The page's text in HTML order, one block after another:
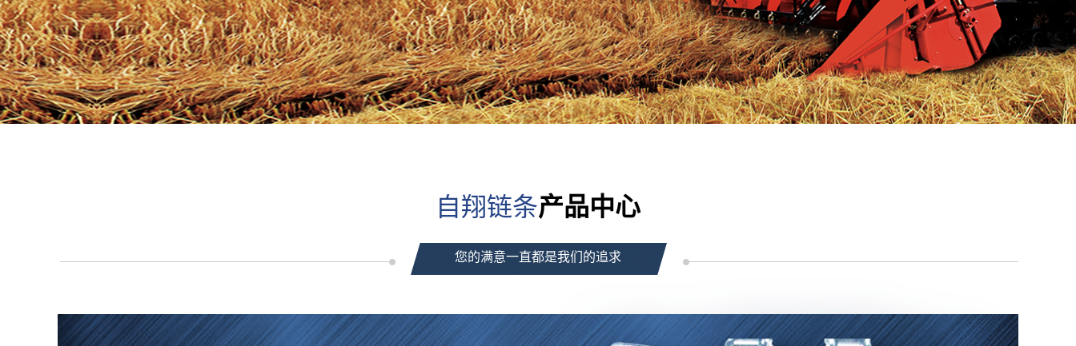
自翔链条产品中心
您的满意一直都是我们的追求